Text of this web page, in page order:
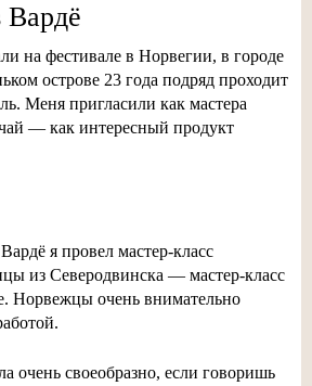
Вардё
на фестивале в Норвегии, в городе
острове 23 года подряд проходит
Меня пригласили как мастера
— как интересный продукт
я провел мастер-класс
из Северодвинска — мастер-класс
Норвежцы очень внимательно
очень своеобразно, если говоришь